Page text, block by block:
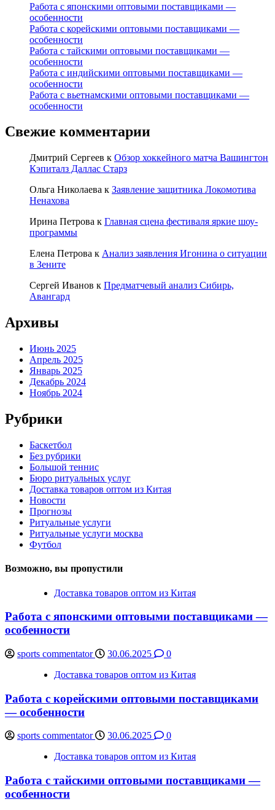
Работа с японскими оптовыми поставщиками —
особенности
Работа с корейскими оптовыми поставщиками —
особенности
Работа с тайскими оптовыми поставщиками —
особенности
Работа с индийскими оптовыми поставщиками —
особенности
Работа с вьетнамскими оптовыми поставщиками —
особенности
Свежие комментарии
Дмитрий Сергеев к Обзор хоккейного матча Вашингтон
Кэпиталз Даллас Старз
Ольга Николаева к Заявление защитника Локомотива
Ненахова
Ирина Петрова к Главная сцена фестиваля яркие шоу-
программы
Елена Петрова к Анализ заявления Игонина о ситуации
в Зените
Сергей Иванов к Предматчевый анализ Сибирь,
Авангард
Архивы
Июнь 2025
Апрель 2025
Январь 2025
Декабрь 2024
Ноябрь 2024
Рубрики
Баскетбол
Без рубрики
Большой теннис
Бюро ритуальных услуг
Доставка товаров оптом из Китая
Новости
Прогнозы
Ритуальные услуги
Ритуальные услуги москва
Футбол
Возможно, вы пропустили
Доставка товаров оптом из Китая
Работа с японскими оптовыми поставщиками —
особенности
sports commentator 30.06.2025
0
Доставка товаров оптом из Китая
Работа с корейскими оптовыми поставщиками
— особенности
sports commentator 30.06.2025
0
Доставка товаров оптом из Китая
Работа с тайскими оптовыми поставщиками —
особенности